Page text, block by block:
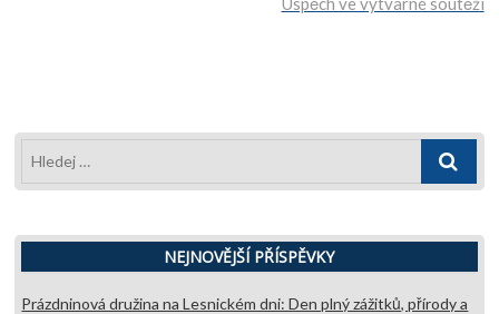
Hledej
NEJNOVĚJŠÍ PŘÍSPĚVKY
Prázdninová družina na Lesnickém dni: Den plný zážitků, přírody a